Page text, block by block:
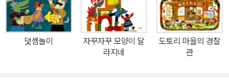
와 협력의 중요성을 깨닫게 될 것입니다. 공룡과 특장차라는 두 요소
의 결합만으로도 아이들의 마음을 단숨에 사로잡기에 충분한 그림책
이며, 25년간 어린이 텔레비전 분야에서 일해 온 작가답게 아이들이
절대 실망하지 않을 그림과 내용을 담았습니다. 무슨 일이든 척척 해
덧셈놀이
자꾸자꾸 모양이 달
라지네
도토리 마을의 경찰
관